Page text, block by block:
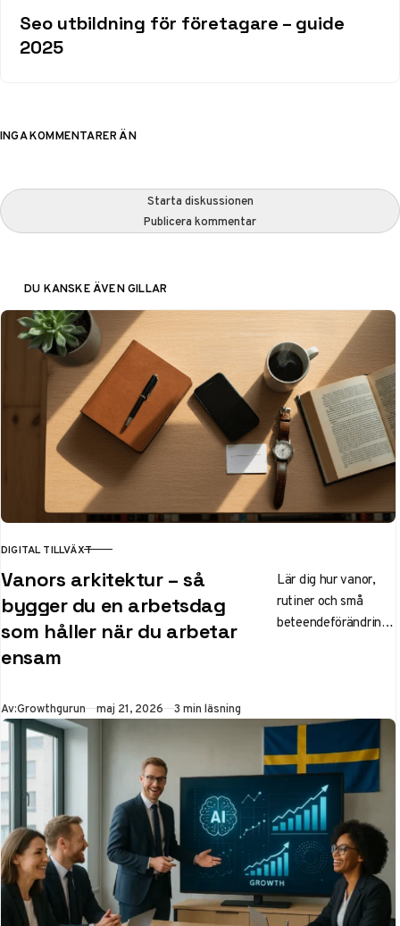
Seo utbildning för företagare – guide
2025
INGA KOMMENTARER ÄN
Starta diskussionen
Publicera kommentar
DU KANSKE ÄVEN GILLAR
KATEGORI
DIGITAL TILLVÄXT
Vanors arkitektur – så
bygger du en arbetsdag
som håller när du arbetar
ensam
Lär dig hur vanor,
rutiner och små
beteendeförändringa
ensam eller
hemifrån.
Av:Growthgurun Publicerad
maj 21, 2026 3 min läsning